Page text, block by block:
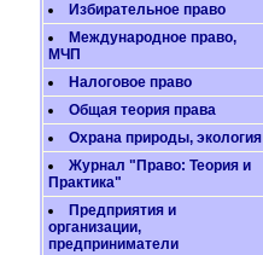
Избирательное право
Международное право,
МЧП
Налоговое право
Общая теория права
Охрана природы, экология
Журнал "Право: Теория и
Практика"
Предприятия и
организации,
предприниматели